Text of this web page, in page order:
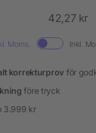
42,27 kr
Moms. Inkl.
korrekturprov för
före tryck
3.999 kr